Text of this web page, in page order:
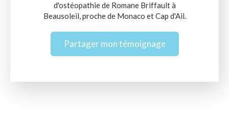
d'ostéopathie de Romane Briffault à
Beausoleil, proche de Monaco et Cap d'Ail.
Partager mon témoignage